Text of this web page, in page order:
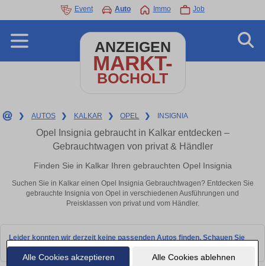
Alle Cookies akzeptieren Alle Cookies ablehnen
Event Auto Immo Job
ANZEIGEN
MARKT-
BOCHOLT
❯ AUTOS ❯ KALKAR ❯ OPEL ❯ INSIGNIA
Opel Insignia gebraucht in Kalkar entdecken –
Gebrauchtwagen von privat & Händler
Finden Sie in Kalkar Ihren gebrauchten Opel Insignia
Suchen Sie in Kalkar einen Opel Insignia Gebrauchtwagen? Entdecken Sie
gebrauchte Insignia von Opel in verschiedenen Ausführungen und
Preisklassen von privat und vom Händler.
Leider konnten wir derzeit keine passenden Autos finden. Schauen Sie
bald wieder vorbei!